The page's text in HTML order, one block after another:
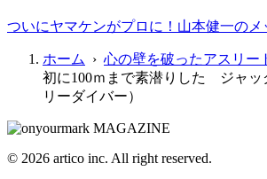
ついにヤマケンがプロに！山本健一のメ
ホーム › 心の壁を破ったアスリー
初に100ｍまで素潜りした ジャッ
リーダイバー）
© 2026 artico inc. All right reserved.